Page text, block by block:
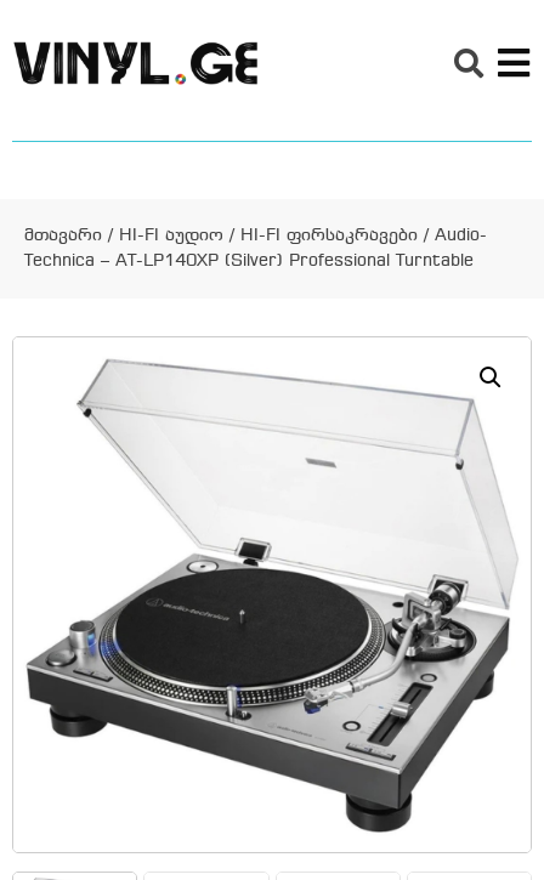
მთავარი / HI-FI აუდიო / HI-FI ფირსაკრავები / Audio-
Technica – AT-LP140XP (Silver) Professional Turntable